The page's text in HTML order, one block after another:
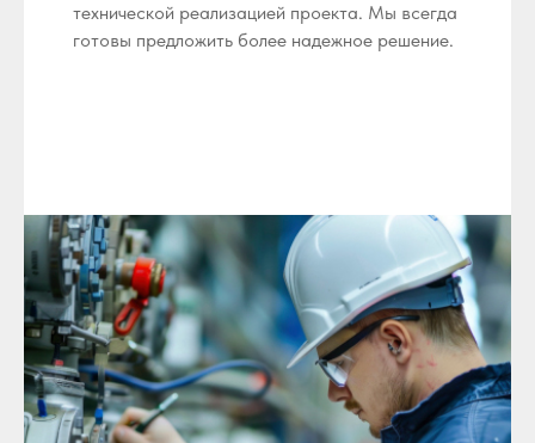
технической реализацией проекта. Мы всегда
готовы предложить более надежное решение.